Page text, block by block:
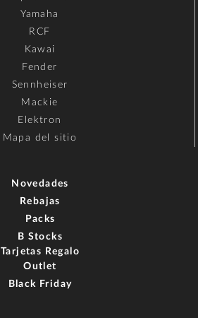
Yamaha
RCF
Kawai
Fender
Sennheiser
Mackie
Elektron
Mapa del sitio
Novedades
Rebajas
Packs
B Stocks
Tarjetas Regalo
Outlet
Black Friday